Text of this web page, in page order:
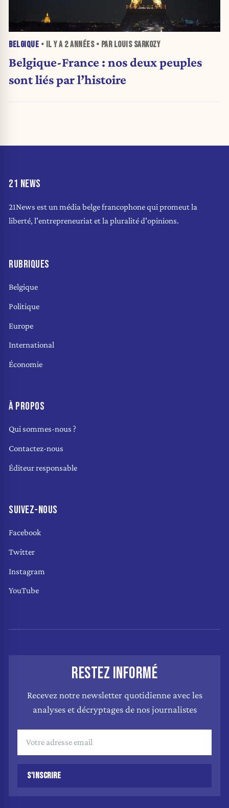
BELGIQUE • IL Y A 2 ANNÉES• PAR LOUIS SARKOZY
Belgique-France : nos deux peuples
sont liés par l’histoire
21 NEWS
21News est un média belge francophone qui promeut la
liberté, l'entrepreneuriat et la pluralité d'opinions.
RUBRIQUES
Belgique
Politique
Europe
International
Économie
À PROPOS
Qui sommes-nous ?
Contactez-nous
Éditeur responsable
SUIVEZ-NOUS
Facebook
Twitter
Instagram
YouTube
RESTEZ INFORMÉ
Recevez notre newsletter quotidienne avec les
analyses et décryptages de nos journalistes
S'INSCRIRE